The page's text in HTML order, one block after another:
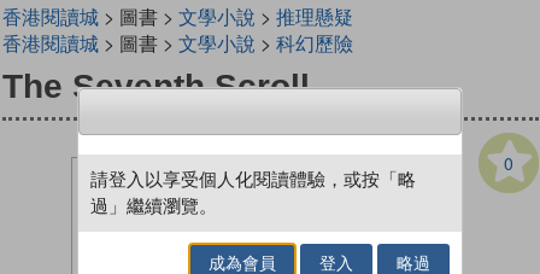
香港閱讀城> 圖書 > 文學小說 > 推理懸疑
香港閱讀城> 圖書 > 文學小說 > 科幻歷險
The Seventh Scroll
0
請登入以享受個人化閱讀體驗，或按「略
過」繼續瀏覽。
成為會員 登入 略過